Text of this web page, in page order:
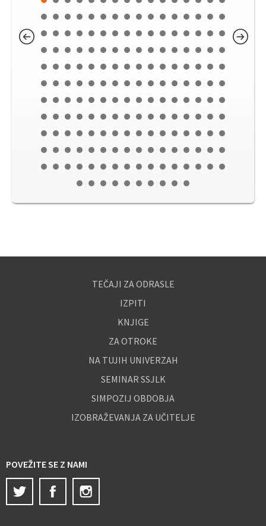
TEČAJI ZA ODRASLE
IZPITI
KNJIGE
ZA OTROKE
NA TUJIH UNIVERZAH
SEMINAR SSJLK
SIMPOZIJ OBDOBJA
IZOBRAŽEVANJA ZA UČITELJE
POVEŽITE SE Z NAMI
Twitter
Facebook